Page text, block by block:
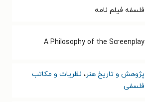
فلسفه فیلم نامه
A Philosophy of the Screenplay
پژوهش و تاریخ هنر، نظریات و مکاتب
فلسفی